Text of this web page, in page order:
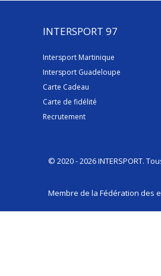
INTERSPORT 97
Intersport Martinique
Intersport Guadeloupe
Carte Cadeau
Carte de fidélité
Recrutement
© 2020 - 2026 INTERSPORT.
Membre de la Fédération des